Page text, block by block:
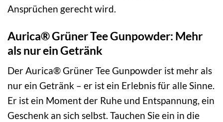
Ansprüchen gerecht wird.
Aurica® Grüner Tee Gunpowder: Mehr
als nur ein Getränk
Der Aurica® Grüner Tee Gunpowder ist mehr als
nur ein Getränk – er ist ein Erlebnis für alle Sinne.
Er ist ein Moment der Ruhe und Entspannung, ein
Geschenk an sich selbst. Tauchen Sie ein in die